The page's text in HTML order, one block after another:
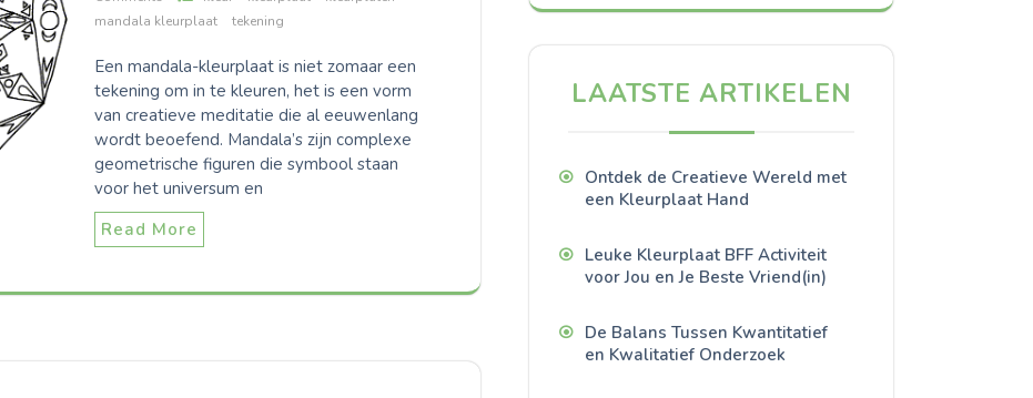
mandala kleurplaat
tekening
Een mandala-kleurplaat is niet zomaar een
tekening om in te kleuren, het is een vorm
van creatieve meditatie die al eeuwenlang
wordt beoefend. Mandala’s zijn complexe
geometrische figuren die symbool staan
voor het universum en
Read More
LAATSTE ARTIKELEN
Ontdek de Creatieve Wereld met
een Kleurplaat Hand
Leuke Kleurplaat BFF Activiteit
voor Jou en Je Beste Vriend(in)
De Balans Tussen Kwantitatief
en Kwalitatief Onderzoek